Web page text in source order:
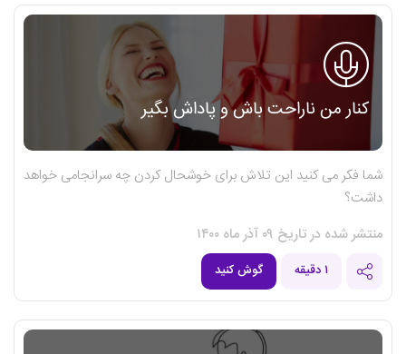
کنار من ناراحت باش و پاداش بگیر
شما فکر می کنید این تلاش برای خوشحال کردن چه سرانجامی خواهد
داشت؟
منتشر شده در تاریخ ۰۹ آذر ماه ۱۴۰۰
۱ دقیقه گوش کنید